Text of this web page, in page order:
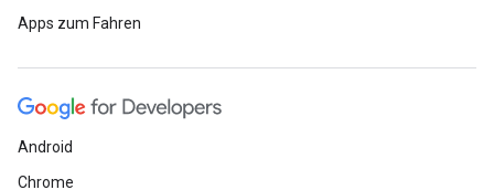
Apps zum Fahren
Android
Chrome